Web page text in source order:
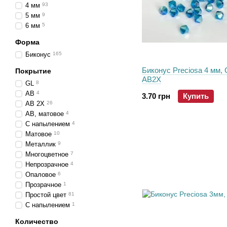
Биконус Preciosa 4 мм,
AB2X
3.70 грн
Купить
4 мм 93
5 мм 9
6 мм 5
Форма
Биконус 165
Покрытие
GL 8
AB 4
AB 2X 26
AB, матовое 4
C напылением 4
Матовое 10
Металлик 9
Многоцветное 7
Непрозрачное 4
Опаловое 6
Прозрачное 1
Простой цвет 81
С напылением 1
Количество